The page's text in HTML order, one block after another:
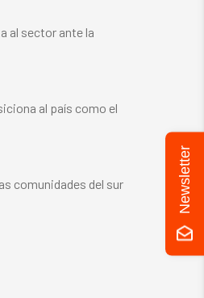
al sector ante la
al país como el
comunidades del sur
Newsletter